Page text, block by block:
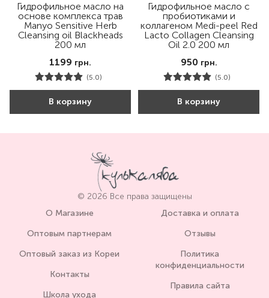
Гидрофильное масло на
основе комплекса трав
Manyo Sensitive Herb
Cleansing oil Blackheads
200 мл
1199 грн.
(5.0)
В корзину
Гидрофильное масло с
пробиотиками и
коллагеном Medi-peel Red
Lacto Collagen Cleansing
Oil 2.0 200 мл
950 грн.
(5.0)
В корзину
© 2026 Все права защищены
О Магазине
Оптовым партнерам
Оптовый заказ из Кореи
Контакты
Школа ухода
Доставка и оплата
Отзывы
Политика
конфиденциальности
Правила сайта